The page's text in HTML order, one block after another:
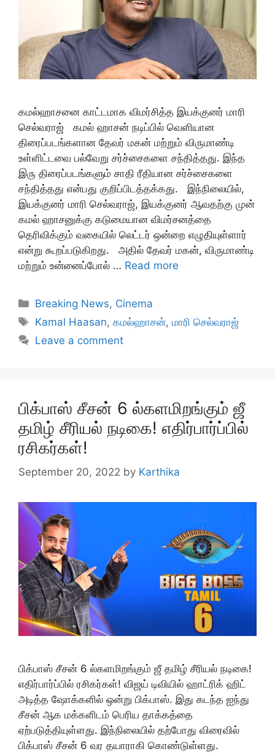
கமல்ஹாசனை காட்டமாக விமர்சித்த இயக்குனர் மாரி
செல்வராஜ் கமல் ஹாசன் நடிப்பில் வெளியான
திரைப்படங்களான தேவர் மகன் மற்றும் விருமாண்டி
உள்ளிட்டவை பல்வேறு சர்ச்சைகளை சந்தித்தது. இந்த
இரு திரைப்படங்களும் சாதி ரீதியான சர்ச்சைகளை
சந்தித்தது என்பது குறிப்பிடத்தக்கது. இந்நிலையில்,
இயக்குனர் மாரி செல்வராஜ், இயக்குனர் ஆவதற்கு முன்
கமல் ஹாசனுக்கு கடுமையான விமர்சனத்தை
தெரிவிக்கும் வகையில் லெட்டர் ஒன்றை எழுதியுள்ளார்
என்று கூறப்படுகிறது. அதில் தேவர் மகன், விருமாண்டி
மற்றும் உன்னைப்போல் … Read more
Categories
Breaking News, Cinema
Tags
Kamal Haasan,கமல்ஹாசன்,மாரி செல்வராஜ்
Leave a comment
பிக்பாஸ் சீசன் 6 ல்களமிறங்கும் ஜீ
தமிழ் சீரியல் நடிகை! எதிர்பார்ப்பில்
ரசிகர்கள்!
September 20, 2022 by Karthika
பிக்பாஸ் சீசன் 6 ல்களமிறங்கும் ஜீ தமிழ் சீரியல் நடிகை!
எதிர்பார்ப்பில் ரசிகர்கள்! விஜய் டிவியில் ஹாட்ரிக் ஹிட்
அடித்த ஷோக்களில் ஒன்று பிக்பாஸ். இது கடந்த ஐந்து
சீசன் ஆக மக்களிடம் பெரிய தாக்கத்தை
ஏற்படுத்தியுள்ளது. இந்நிலையில் தற்போது விரைவில்
பிக்பாஸ் சீசன் 6 வர தயாராகி கொண்டுள்ளது.